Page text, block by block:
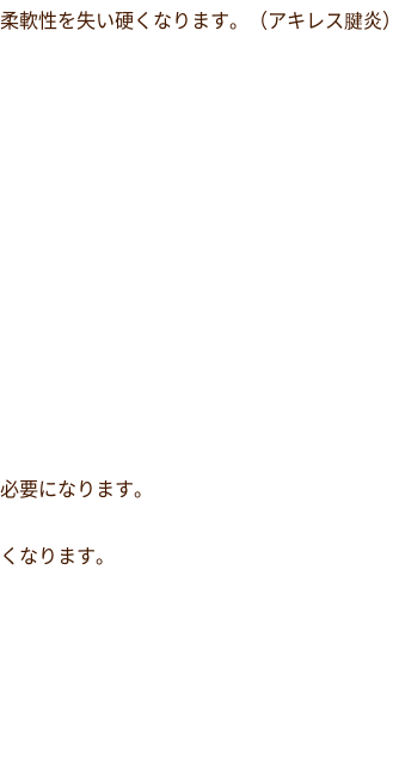
軟性を失い硬くなります。（アキレス腱炎）
要になります。
なります。